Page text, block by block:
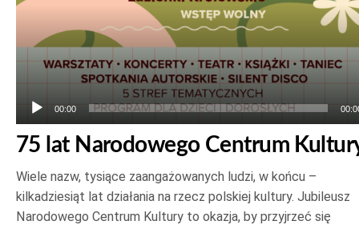
00:00
75 lat Narodowego Centrum
Wiele nazw, tysiące zaangażowanych ludzi, w końcu –
kilkadziesiąt lat działania na rzecz polskiej kultury. Jubileusz
Narodowego Centrum Kultury to okazja, by przyjrzeć się